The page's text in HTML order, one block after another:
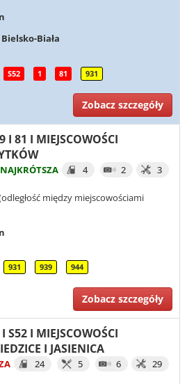
Bielsko-Biała
S52 1 81 931
Zobacz szczegóły
I 81 I MIEJSCOWOŚCI
NAJKRÓTSZA 4 2 3
między miejscowościami
931 939 944
Zobacz szczegóły
S52 I MIEJSCOWOŚCI
I JASIENICA
24 5 6 29